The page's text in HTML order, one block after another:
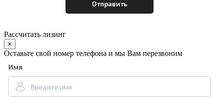
Рассчитать лизинг
×
Оставьте свой номер телефона и мы Вам перезвоним
Имя